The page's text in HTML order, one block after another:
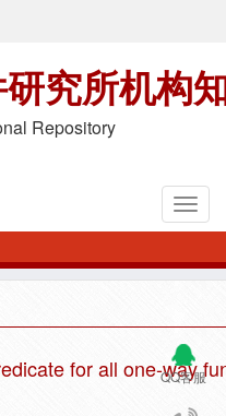
究所机构
Repository
QQ客服
for all one-way